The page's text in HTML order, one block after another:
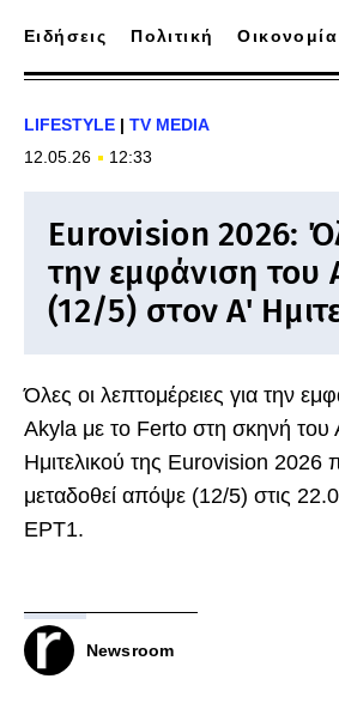
Ειδήσεις Πολιτική Οικονομία
LIFESTYLE | TV MEDIA
12.05.26
12:33
Eurovision 2026:
την εμφάνιση
(12/5) στον Α'
Όλες οι λεπτομέρειες για την
Akyla με το Ferto στη σκηνή του
Ημιτελικού της Eurovision 2026
μεταδοθεί απόψε (12/5) στις
ΕΡΤ1.
Newsroom